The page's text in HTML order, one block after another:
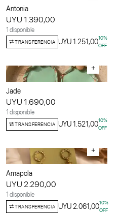
Antonia
UYU 1.390,00
1 disponible
TRANSFERENCIA UYU 1.251,0010%
OFF
+
Jade
UYU 1.690,00
1 disponible
TRANSFERENCIA UYU 1.521,0010%
OFF
+
Amapola
UYU 2.290,00
1 disponible
TRANSFERENCIA UYU 2.061,0010%
OFF